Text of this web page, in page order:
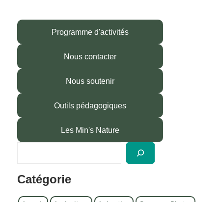
Programme d'activités
Nous contacter
Nous soutenir
Outils pédagogiques
Les Min's Nature
h
Catégorie